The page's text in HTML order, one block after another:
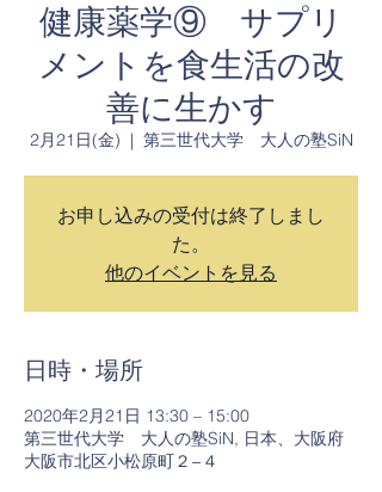
健康薬学⑨ サプリ
メントを食生活の改
善に生かす
2月21日(金)
  |
第三世代大学 大人の塾SiN
お申し込みの受付は終了しまし
た。
他のイベントを見る
日時・場所
2020年2月21日 13:30 – 15:00
第三世代大学 大人の塾SiN, 日本、大阪府
大阪市北区小松原町２−４